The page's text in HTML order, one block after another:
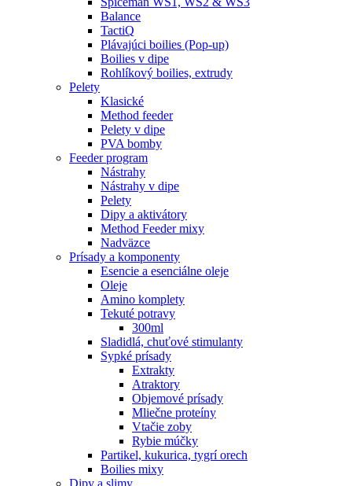
Balance
TactiQ
Plávajúci boilies (Pop-up)
Boilies v dipe
Rohlíkový boilies, extrudy
Pelety
Klasické
Method feeder
Pelety v dipe
PVA bomby
Feeder program
Nástrahy
Nástrahy v dipe
Pelety
Dipy a aktivátory
Method Feeder mixy
Nadväzce
Prísady a komponenty
Esencie a esenciálne oleje
Oleje
Amino komplety
Tekuté potravy
300ml
Sladidlá, chuťové stimulanty
Sypké prísady
Extrakty
Atraktory
Objemové prísady
Mliečne proteíny
Vtačie zoby
Rybie múčky
Partikel, kukurica, tygrí orech
Boilies mixy
Dipy a slimy